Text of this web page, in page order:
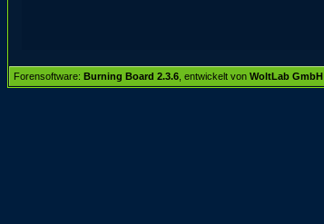
Forensoftware: Burning Board 2.3.6 , entwickelt von WoltLab GmbH